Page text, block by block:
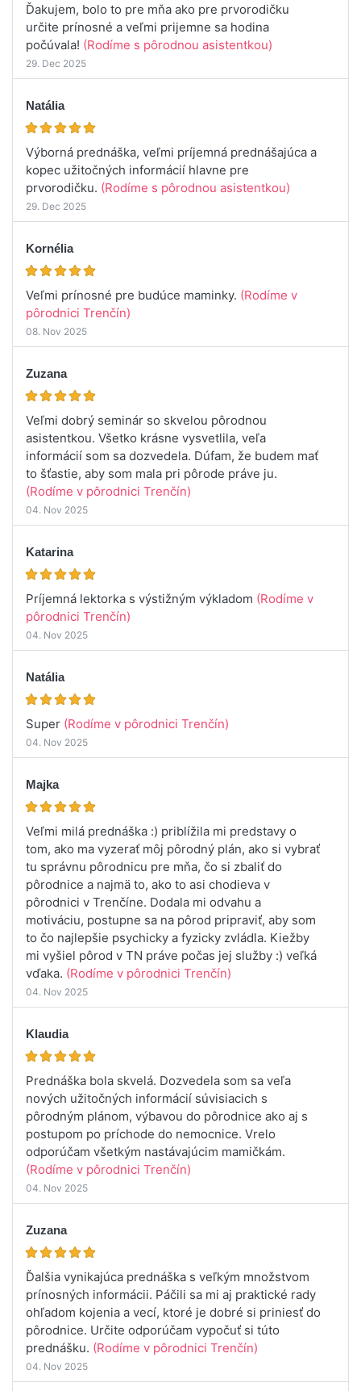
Ďakujem, bolo to pre mňa ako pre prvorodičku
určite prínosné a veľmi prijemne sa hodina
počúvala! (Rodíme s pôrodnou asistentkou)
29. Dec 2025
Natália
Výborná prednáška, veľmi príjemná prednášajúca a
kopec užitočných informácií hlavne pre
prvorodičku. (Rodíme s pôrodnou asistentkou)
29. Dec 2025
Kornélia
Veľmi prínosné pre budúce maminky. (Rodíme v
pôrodnici Trenčín)
08. Nov 2025
Zuzana
Veľmi dobrý seminár so skvelou pôrodnou
asistentkou. Všetko krásne vysvetlila, veľa
informácií som sa dozvedela. Dúfam, že budem mať
to šťastie, aby som mala pri pôrode práve ju.
(Rodíme v pôrodnici Trenčín)
04. Nov 2025
Katarina
Príjemná lektorka s výstižným výkladom (Rodíme v
pôrodnici Trenčín)
04. Nov 2025
Natália
Super (Rodíme v pôrodnici Trenčín)
04. Nov 2025
Majka
Veľmi milá prednáška :) priblížila mi predstavy o
tom, ako ma vyzerať môj pôrodný plán, ako si vybrať
tu správnu pôrodnicu pre mňa, čo si zbaliť do
pôrodnice a najmä to, ako to asi chodieva v
pôrodnici v Trenčíne. Dodala mi odvahu a
motiváciu, postupne sa na pôrod pripraviť, aby som
to čo najlepšie psychicky a fyzicky zvládla. Kiežby
mi vyšiel pôrod v TN práve počas jej služby :) veľká
vďaka. (Rodíme v pôrodnici Trenčín)
04. Nov 2025
Klaudia
Prednáška bola skvelá. Dozvedela som sa veľa
nových užitočných informácií súvisiacich s
pôrodným plánom, výbavou do pôrodnice ako aj s
postupom po príchode do nemocnice. Vrelo
odporúčam všetkým nastávajúcim mamičkám.
(Rodíme v pôrodnici Trenčín)
04. Nov 2025
Zuzana
Ďalšia vynikajúca prednáška s veľkým množstvom
prínosných informácii. Páčili sa mi aj praktické rady
ohľadom kojenia a vecí, ktoré je dobré si priniesť do
pôrodnice. Určite odporúčam vypočuť si túto
prednášku. (Rodíme v pôrodnici Trenčín)
04. Nov 2025